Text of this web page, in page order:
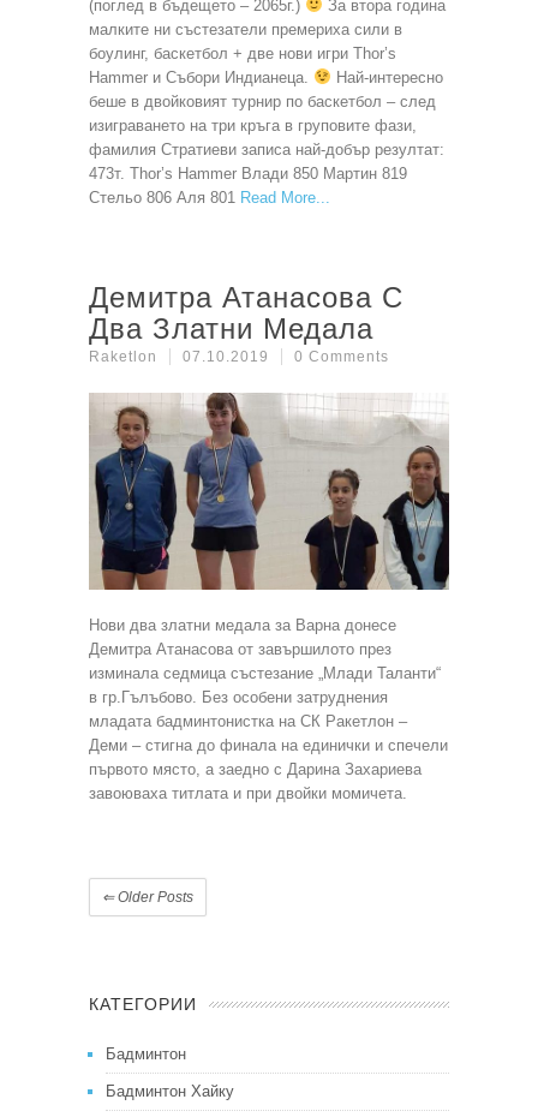
(поглед в бъдещето – 2065г.)
За втора година
малките ни състезатели премериха сили в
боулинг, баскетбол + две нови игри Thor’s
Hammer и Събори Индианеца.
Най-интересно
беше в двойковият турнир по баскетбол – след
изиграването на три кръга в груповите фази,
фамилия Стратиеви записа най-добър резултат:
473т. Thor’s Hammer Влади 850 Мартин 819
Стельо 806 Аля 801 Read More
Демитра Атанасова С
Два Златни Медала
Raketlon 07.10.2019 0 Comments
Нови два златни медала за Варна донесе
Демитра Атанасова от завършилото през
изминала седмица състезание „Млади Таланти“
в гр.Гълъбово. Без особени затруднения
младата бадминтонистка на СК Ракетлон –
Деми – стигна до финала на единички и спечели
първото място, а заедно с Дарина Захариева
завоюваха титлата и при двойки момичета.
⇐Older Posts
КАТЕГОРИИ
Бадминтон
Бадминтон Хайку